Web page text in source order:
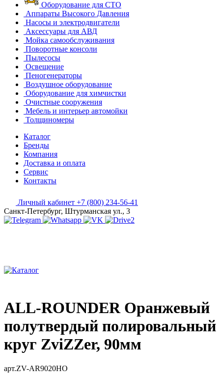
Оборудование для СТО
Аппараты Высокого Давления
Насосы и электродвигатели
Аксессуары для АВД
Мойка самообслуживания
Поворотные консоли
Пылесосы
Освещение
Пеногенераторы
Воздушное оборудование
Оборудование для химчистки
Очистные сооружения
Мебель и интерьер автомойки
Толщиномеры
Каталог
Бренды
Компания
Доставка и оплата
Сервис
Контакты
Личный кабинет +7 (800) 234-56-41
Санкт-Петербург, Штурманская ул., 3
ALL-ROUNDER Оранжевый
полутвердый полировальный
круг ZviZZer, 90мм
арт.ZV-AR9020HO